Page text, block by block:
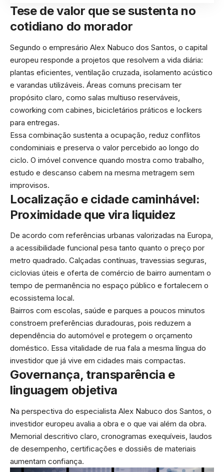
Tese de valor que se sustenta no
cotidiano do morador
Segundo o empresário Alex Nabuco dos Santos, o capital
europeu responde a projetos que resolvem a vida diária:
plantas eficientes, ventilação cruzada, isolamento acústico
e varandas utilizáveis. Áreas comuns precisam ter
propósito claro, como salas multiuso reserváveis,
coworking com cabines, bicicletários práticos e lockers
para entregas.
Essa combinação sustenta a ocupação, reduz conflitos
condominiais e preserva o valor percebido ao longo do
ciclo. O imóvel convence quando mostra como trabalho,
estudo e descanso cabem na mesma metragem sem
improvisos.
Localização e cidade caminhável:
Proximidade que vira liquidez
De acordo com referências urbanas valorizadas na Europa,
a acessibilidade funcional pesa tanto quanto o preço por
metro quadrado. Calçadas contínuas, travessias seguras,
ciclovias úteis e oferta de comércio de bairro aumentam o
tempo de permanência no espaço público e fortalecem o
ecossistema local.
Bairros com escolas, saúde e parques a poucos minutos
constroem preferências duradouras, pois reduzem a
dependência do automóvel e protegem o orçamento
doméstico. Essa vitalidade de rua fala a mesma língua do
investidor que já vive em cidades mais compactas.
Governança, transparência e
linguagem objetiva
Na perspectiva do especialista Alex Nabuco dos Santos, o
investidor europeu avalia a obra e o que vai além da obra.
Memorial descritivo claro, cronogramas exequíveis, laudos
de desempenho, certificações e dossiês de materiais
aumentam confiança.